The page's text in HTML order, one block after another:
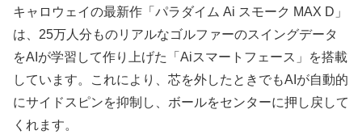
キャロウェイの最新作「パラダイム Ai スモーク MAX D」
は、25万人分ものリアルなゴルファーのスイングデータ
をAIが学習して作り上げた「Aiスマートフェース」を搭載
しています。これにより、芯を外したときでもAIが自動的
にサイドスピンを抑制し、ボールをセンターに押し戻して
くれます。